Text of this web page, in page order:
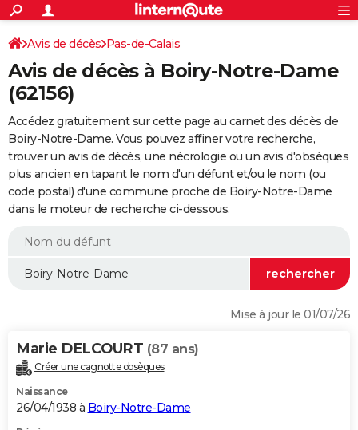
ACTUALITÉS
Politique
Société
Faits Divers
Education
Monde
Villes
+
SPORT
Coupe du monde 2026
Football
Tennis
Cyclisme
Rugby
Forum
FINANCE
Retraite
Impôts
Epargne
Immobilier
Risques naturels par ville
Banque
Assurance
Crédit
AUTO
Essais
Réserver un essai
Citadines
Berlines
SUV
Forum auto
+
HIGH-TECH
Mobiles
Meilleur smartphone
Internet
Ordinateurs
Jeux vidéo
Guide high-tech
+
BRICOLAGE
Forum
Aménagement intérieur
Extérieur
Cuisine
Salle de bains
Jardinage
Rangement
WEEK-END
Guides de France
Escapades
Patrimoine
Expositions
Musées
Week-end nature
LIFESTYLE
Alimentation
Guide de la santé
Maladies
Médicaments
Sommeil
VOYAGE
Destinations
City break
Voyage nature
Voyage de noces
Forum
Climat
+PHOTO
GUIDES D'ACHAT
S'inscrire
Connexion
Avis de décès Pas-de-Calais
Avis de décès à Boiry-Notre-Dame
(62156)
Accédez gratuitement sur cette page au carnet des décès de
Boiry-Notre-Dame. Vous pouvez affiner votre recherche,
trouver un avis de décès, une nécrologie ou un avis d'obsèques
plus ancien en tapant le nom d'un défunt et/ou le nom (ou
code postal) d'une commune proche de Boiry-Notre-Dame
dans le moteur de recherche ci-dessous.
Mise à jour le 01/07/26
Marie DELCOURT (87 ans)
Créer une cagnotte obsèques
Naissance
26/04/1938 à Boiry-Notre-Dame